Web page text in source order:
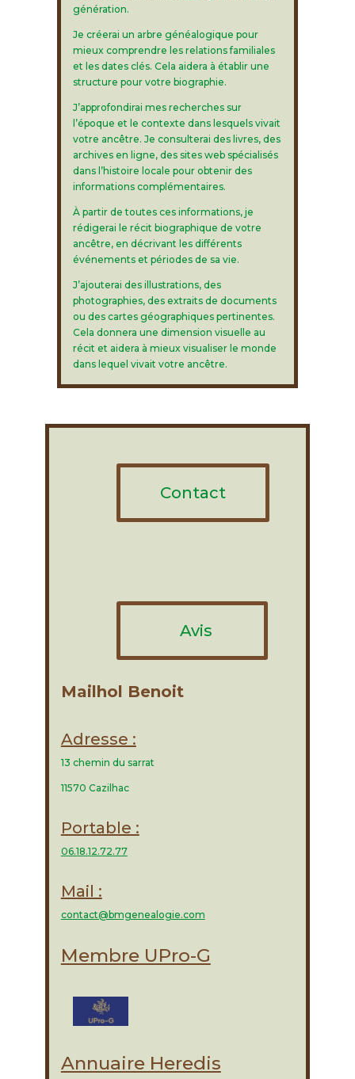
génération.
Je créerai un arbre généalogique pour
mieux comprendre les relations familiales
et les dates clés. Cela aidera à établir une
structure pour votre biographie.
J’approfondirai mes recherches sur
l’époque et le contexte dans lesquels vivait
votre ancêtre. Je consulterai des livres, des
archives en ligne, des sites web spécialisés
dans l’histoire locale pour obtenir des
informations complémentaires.
À partir de toutes ces informations, je
rédigerai le récit biographique de votre
ancêtre, en décrivant les différents
événements et périodes de sa vie.
J’ajouterai des illustrations, des
photographies, des extraits de documents
ou des cartes géographiques pertinentes.
Cela donnera une dimension visuelle au
récit et aidera à mieux visualiser le monde
dans lequel vivait votre ancêtre.
Contact
Avis
Mailhol Benoit
Adresse :
13 chemin du sarrat
11570 Cazilhac
Portable :
06.18.12.72.77
Mail :
contact@bmgenealogie.com
Membre UPro-G
Annuaire Heredis